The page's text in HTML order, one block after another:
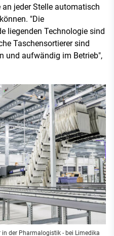
an jeder Stelle automatisch
"Die
liegenden Technologie sind
Taschensortierer sind
und aufwändig im Betrieb",
der Pharmalogistik - bei Limedika